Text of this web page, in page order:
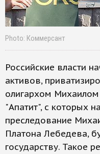
Photo: Коммерсант
Российские власти
активов,
олигархом
"Апатит", с которых
преследование
Платона Лебедева,
государству. Такое